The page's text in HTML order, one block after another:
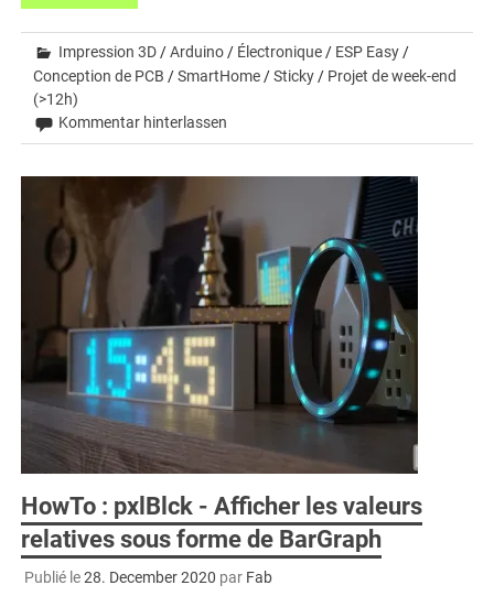
Impression 3D /Arduino / Électronique / ESP Easy /
Conception de PCB /SmartHome /Sticky / Projet de week-end
(>12h)
Kommentar hinterlassen
HowTo : pxlBlck - Afficher les valeurs
relatives sous forme de BarGraph
Publié le28. December 2020 par Fab